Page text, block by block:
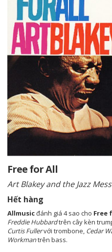
Free for All
Art Blakey and the Jazz
Hết hàng
Allmusicđánh giá 4 sao cho Free
Freddie Hubbardtrên cây kèn
Curtis Fullervới trombone, Cedar
Workmantrên bass.